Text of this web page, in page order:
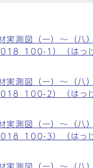
実測図（一）〜（八
1）（はっ
実測図（一）〜（八
2）（はっ
実測図（一）〜（八
3）（はっ